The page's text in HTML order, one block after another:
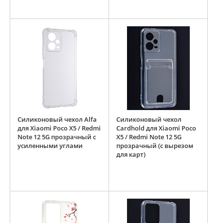
Силиконовый чехол Alfa
для Xiaomi Poco X5 / Redmi
Note 12 5G прозрачный с
усиленными углами
Силиконовый чехол
Cardhold для Xiaomi Poco
X5 / Redmi Note 12 5G
прозрачный (с вырезом
для карт)